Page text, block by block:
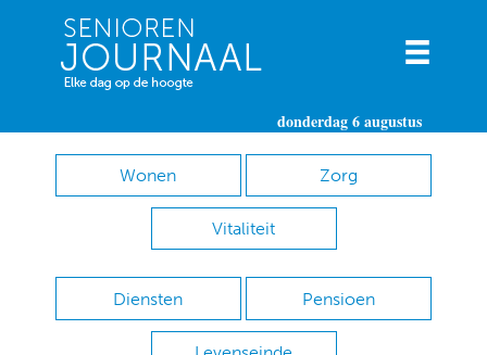
donderdag 6 augustus
Wonen Zorg
Vitaliteit
Diensten Pensioen